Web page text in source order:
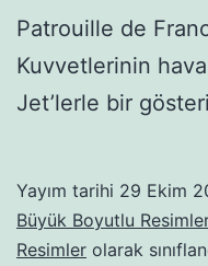
Patrouille de
Kuvvetlerinin
Jet’lerle bir gösteri
Yayım tarihi 29 Ekim
Büyük Boyutlu Resimler
Resimler olarak